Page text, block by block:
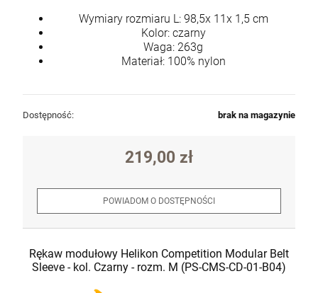
Wymiary rozmiaru L: 98,5x 11x 1,5 cm
Kolor: czarny
Waga: 263g
Materiał: 100% nylon
Dostępność: brak na magazynie
219,00 zł
POWIADOM O DOSTĘPNOŚCI
Rękaw modułowy Helikon Competition Modular Belt
Sleeve - kol. Czarny - rozm. M (PS-CMS-CD-01-B04)